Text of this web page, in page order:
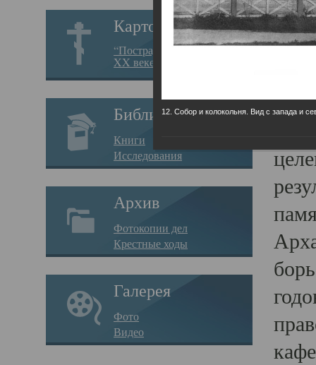
Картотека
“Пострадавшие за веру в
XX веке на Севере”
Библиотека
Книги
Исследования
Архив
Фотокопии дел
Крестные ходы
Галерея
Фото
Видео
12. Собор и колокольня. Вид с запада и